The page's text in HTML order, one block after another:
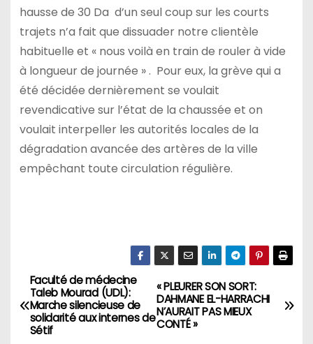
hausse de 30 Da d’un seul coup sur les courts
trajets n’a fait que dissuader notre clientèle
habituelle et « nous voilà en train de rouler à vide
à longueur de journée » . Pour eux, la grève qui a
été décidée dernièrement se voulait
revendicative sur l’état de la chaussée et on
voulait interpeller les autorités locales de la
dégradation avancée des artères de la ville
empêchant toute circulation régulière.
N
a
« PLEURER SON SORT:
DAHMANE EL-HARRACHI
N’AURAIT PAS MIEUX
CONTÉ »
Faculté de médecine
Taleb Mourad (UDL):
Marche silencieuse de
solidarité aux internes de
Sétif